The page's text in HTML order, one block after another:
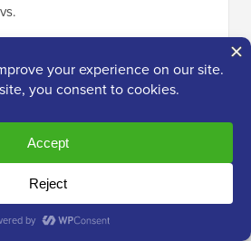
personalizați, amintiți-vă
adesea mai mult. Un
este mai puțin intimidant și
multe trimiteri. Recomand să
de care aveți